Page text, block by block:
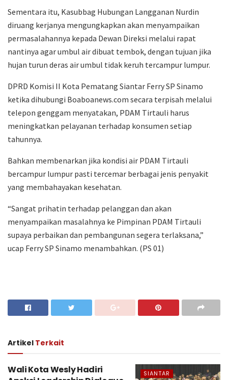
Sementara itu, Kasubbag Hubungan Langganan Nurdin
diruang kerjanya mengungkapkan akan menyampaikan
permasalahannya kepada Dewan Direksi melalui rapat
nantinya agar umbul air dibuat tembok, dengan tujuan jika
hujan turun deras air umbul tidak keruh tercampur lumpur.
DPRD Komisi II Kota Pematang Siantar Ferry SP Sinamo
ketika dihubungi Boaboanews.com secara terpisah melalui
telepon genggam menyatakan, PDAM Tirtauli harus
meningkatkan pelayanan terhadap konsumen setiap
tahunnya.
Bahkan membenarkan jika kondisi air PDAM Tirtauli
bercampur lumpur pasti tercemar berbagai jenis penyakit
yang membahayakan kesehatan.
“Sangat prihatin terhadap pelanggan dan akan
menyampaikan masalahnya ke Pimpinan PDAM Tirtauli
supaya perbaikan dan pembangunan segera terlaksana,”
ucap Ferry SP Sinamo menambahkan. (PS 01)
Artikel Terkait
SIANTAR
Wali Kota Wesly Hadiri